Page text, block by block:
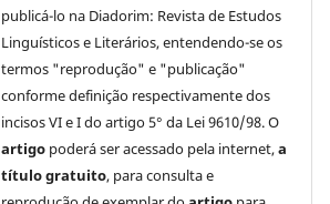
publicá-lo na Diadorim: Revista de Estudos
Linguísticos e Literários, entendendo-se os
termos "reprodução" e "publicação"
conforme definição respectivamente dos
incisos VI e I do artigo 5° da Lei 9610/98. O
artigo poderá ser acessado pela internet,a
título gratuito, para consulta e